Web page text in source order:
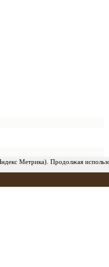
Метрика) . Продолжая